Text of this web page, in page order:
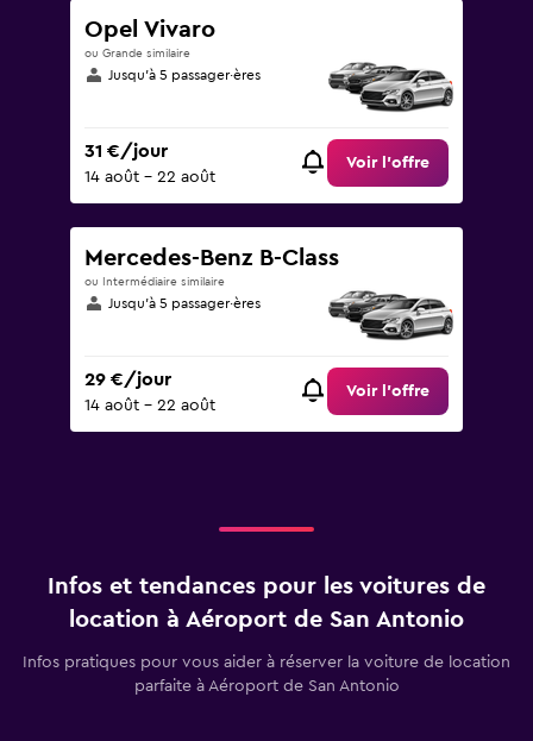
Opel Vivaro
ou Grande similaire
Jusqu’à 5 passager·ères
31 €/jour
14 août - 22 août
Voir l’offre
Mercedes-Benz B-Class
ou Intermédiaire similaire
Jusqu’à 5 passager·ères
29 €/jour
14 août - 22 août
Voir l’offre
Infos et tendances pour les voitures de
location à Aéroport de San Antonio
Infos pratiques pour vous aider à réserver la voiture de location
parfaite à Aéroport de San Antonio